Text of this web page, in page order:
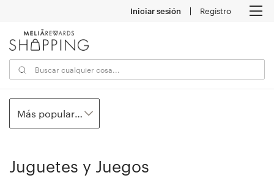
Iniciar sesión Registro
Más populares
Juguetes y Juegos